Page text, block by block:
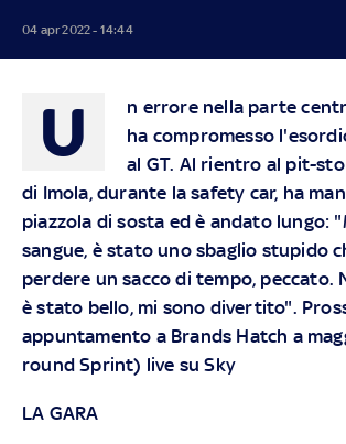
04 apr 2022 - 14:44
U
n errore nella parte
ha compromesso
al GT. Al rientro al pit-
di Imola, durante la safety car, ha
piazzola di sosta ed è andato lungo:
sangue, è stato uno sbaglio stupido
perdere un sacco di tempo, peccato.
è stato bello, mi sono divertito".
appuntamento a Brands Hatch a
round Sprint) live su Sky
LA GARA